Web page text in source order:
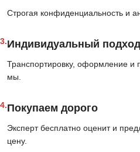
Строгая конфиденциальность и
3.Индивидуальный подход
Транспортировку, оформление
мы.
4.Покупаем дорого
Эксперт бесплатно оценит и
цену.